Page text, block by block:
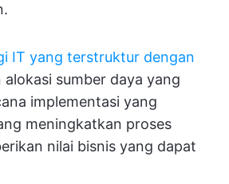
IT yang terstruktur dengan
alokasi sumber daya yang
implementasi yang
meningkatkan proses
nilai bisnis yang dapat